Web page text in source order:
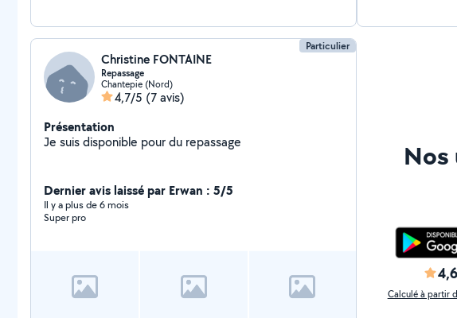
Particulier
Christine FONTAINE
Repassage
Chantepie (Nord)
4,7/5 (7 avis)
Présentation
Je suis disponible pour du repassage
Dernier avis laissé par Erwan : 5/5
Il y a plus de 6 mois
Super pro
Nos
Calculé à partir